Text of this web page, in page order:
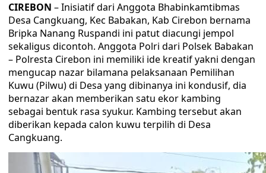
CIREBON – Inisiatif dari Anggota Bhabinkamtibmas
Desa Cangkuang, Kec Babakan, Kab Cirebon bernama
Bripka Nanang Ruspandi ini patut diacungi jempol
sekaligus dicontoh. Anggota Polri dari Polsek Babakan
– Polresta Cirebon ini memiliki ide kreatif yakni dengan
mengucap nazar bilamana pelaksanaan Pemilihan
Kuwu (Pilwu) di Desa yang dibinanya ini kondusif, dia
bernazar akan memberikan satu ekor kambing
sebagai bentuk rasa syukur. Kambing tersebut akan
diberikan kepada calon kuwu terpilih di Desa
Cangkuang.